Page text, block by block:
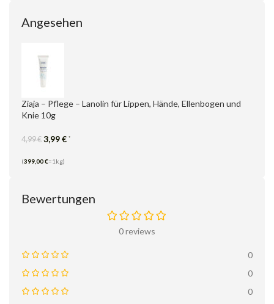
Angesehen
Ziaja – Pflege – Lanolin für Lippen, Hände, Ellenbogen und
Knie 10g
4,99€ 3,99€ *
(399,00€=1kg)
Bewertungen
0 reviews
0
0
0